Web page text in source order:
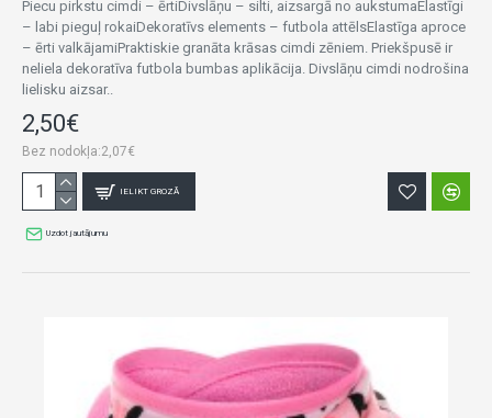
Piecu pirkstu cimdi – ērtiDivslāņu – silti, aizsargā no aukstumaElastīgi
– labi pieguļ rokaiDekoratīvs elements – futbola attēlsElastīga aproce
– ērti valkājamiPraktiskie granāta krāsas cimdi zēniem. Priekšpusē ir
neliela dekoratīva futbola bumbas aplikācija. Divslāņu cimdi nodrošina
lielisku aizsar..
2,50€
Bez nodokļa:2,07€
IELIKT GROZĀ
Uzdot jautājumu